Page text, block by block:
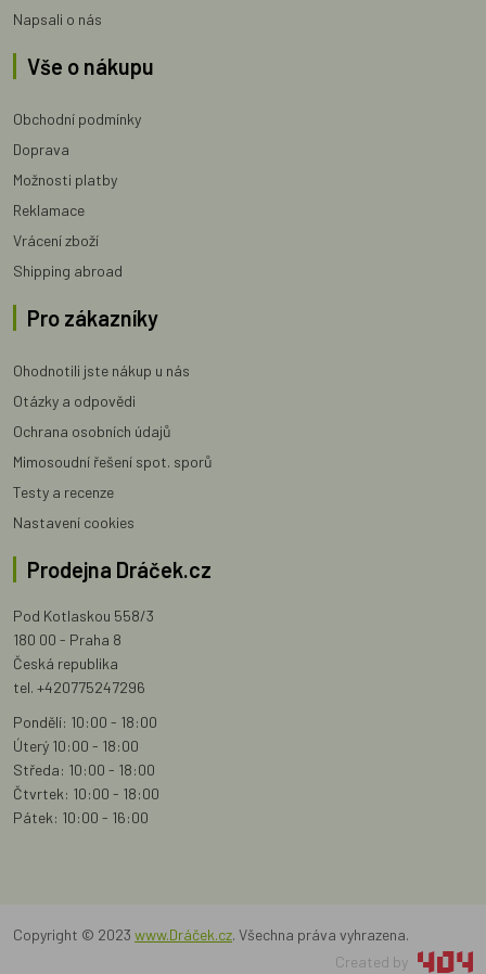
Napsali o nás
Vše o nákupu
Obchodní podmínky
Doprava
Možnosti platby
Reklamace
Vrácení zboží
Shipping abroad
Pro zákazníky
Ohodnotili jste nákup u nás
Otázky a odpovědi
Ochrana osobních údajů
Mimosoudní řešení spot. sporů
Testy a recenze
Nastavení cookies
Prodejna Dráček.cz
Pod Kotlaskou 558/3
180 00 - Praha 8
Česká republika
tel. +420775247296
Pondělí: 10:00 - 18:00
Úterý 10:00 - 18:00
Středa: 10:00 - 18:00
Čtvrtek: 10:00 - 18:00
Pátek: 10:00 - 16:00
Copyright © 2023 www.Dráček.cz. Všechna práva vyhrazena.
Created by